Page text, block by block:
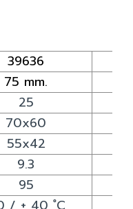
39636
75 mm.
25
70x60
55x42
9.3
95